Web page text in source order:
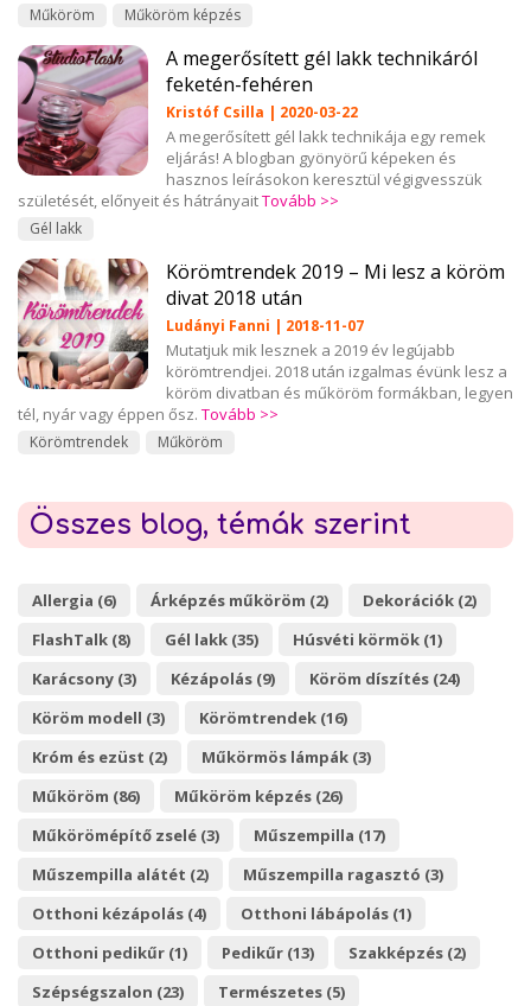
Műköröm Műköröm képzés
A megerősített gél lakk technikáról
feketén-fehéren
Kristóf Csilla | 2020-03-22
A megerősített gél lakk technikája egy remek
eljárás! A blogban gyönyörű képeken és
hasznos leírásokon keresztül végigvesszük
születését, előnyeit és hátrányaitTovább >>
Gél lakk
Körömtrendek 2019 – Mi lesz a köröm
divat 2018 után
Ludányi Fanni | 2018-11-07
Mutatjuk mik lesznek a 2019 év legújabb
körömtrendjei. 2018 után izgalmas évünk lesz a
köröm divatban és műköröm formákban, legyen
tél, nyár vagy éppen ősz. Tovább >>
Körömtrendek Műköröm
Összes blog, témák szerint
Allergia (6) Árképzés műköröm (2)
Dekorációk (2)
FlashTalk (8)
Gél lakk (35)
Húsvéti körmök (1)
Karácsony (3)
Kézápolás (9)
Köröm díszítés (24)
Köröm modell (3)
Körömtrendek (16)
Króm és ezüst (2)
Műkörmös lámpák (3)
Műköröm (86)
Műköröm képzés (26)
Műkörömépítő zselé (3)
Műszempilla (17)
Műszempilla alátét (2)
Műszempilla ragasztó (3)
Otthoni kézápolás (4)
Otthoni lábápolás (1)
Otthoni pedikűr (1)
Pedikűr (13)
Szakképzés (2)
Szépségszalon (23)
Természetes (5)